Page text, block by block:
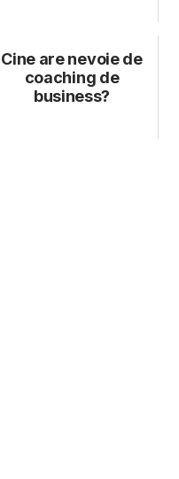
Cine are nevoie de
coaching de
business?